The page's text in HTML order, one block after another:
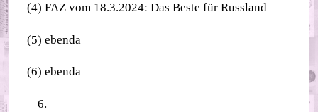
(4) FAZ vom 18.3.2024: Das Beste für Russland
(5) ebenda
(6) ebenda